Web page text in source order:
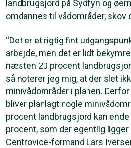
landbrugsjord på Sydfyn og
omdannes til vådområder, skov
“Det er et rigtig fint
arbejde, men det er lidt
næsten 20 procent
så noterer jeg mig, at der slet
minivådområder i planen.
bliver planlagt nogle
procent landbrugsjord kan
procent, som der egentlig ligger
Centrovice-formand Lars